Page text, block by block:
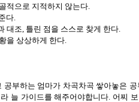
적으로 지적하지 않는다.
다.
대조, 틀린 점을 스스로 찾게 한다.
을 상상하게 한다.
부하는 엄마가 차곡차곡 쌓아놓은
늘 가이드를 해주어야합니다. 어찌